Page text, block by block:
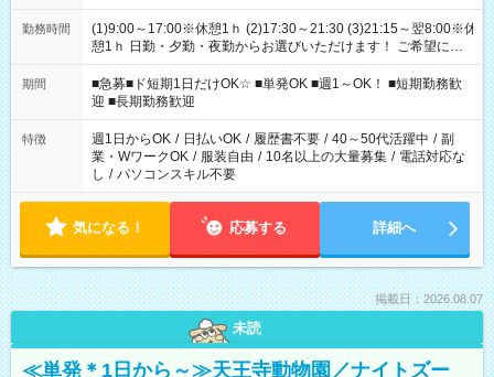
勤務時間
(1)9:00～17:00※休憩1ｈ (2)17:30～21:30 (3)21:15～翌8:00※休
憩1ｈ 日勤・夕勤・夜勤からお選びいただけます！ ご希望に合
わせて働けるお仕事です(*^^*) 【その他選べる勤務時間】 8-17
時/9-17時/9-18時/10-18時/11-21時/18-22時/20-翌4時/21-翌5
時/22-翌6時/0-翌8時 ご自身のご都合で選んで頂ける完全自由シ
フト！
期間
■急募■ド短期1日だけOK☆ ■単発OK ■週1～OK！ ■短期勤務歓
迎 ■長期勤務歓迎
特徴 週1日からOK / 日払いOK / 履歴書不要 / 40～50代活躍中 / 副
業・WワークOK / 服装自由 / 10名以上の大量募集 / 電話対応な
し / パソコンスキル不要
気になる！ 応募する 詳細へ
掲載日：2026.08.07
未読
≪単発＊1日から～≫天王寺動物園／ナイトズー